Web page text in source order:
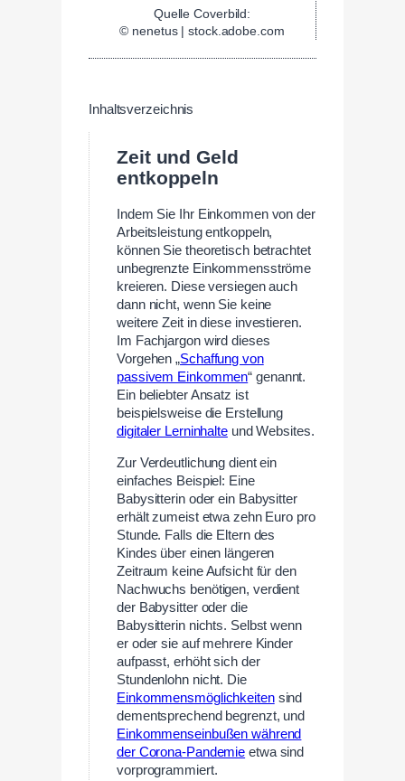
Quelle Coverbild:
© nenetus | stock.adobe.com
Inhaltsverzeichnis
Zeit und Geld
entkoppeln
Indem Sie Ihr Einkommen von der
Arbeitsleistung entkoppeln,
können Sie theoretisch betrachtet
unbegrenzte Einkommensströme
kreieren. Diese versiegen auch
dann nicht, wenn Sie keine
weitere Zeit in diese investieren.
Im Fachjargon wird dieses
Vorgehen „Schaffung von
passivem Einkommen“ genannt.
Ein beliebter Ansatz ist
beispielsweise die Erstellung
digitaler Lerninhalteund Websites.
Zur Verdeutlichung dient ein
einfaches Beispiel: Eine
Babysitterin oder ein Babysitter
erhält zumeist etwa zehn Euro pro
Stunde. Falls die Eltern des
Kindes über einen längeren
Zeitraum keine Aufsicht für den
Nachwuchs benötigen, verdient
der Babysitter oder die
Babysitterin nichts. Selbst wenn
er oder sie auf mehrere Kinder
aufpasst, erhöht sich der
Stundenlohn nicht. Die
Einkommensmöglichkeitensind
dementsprechend begrenzt, und
Einkommenseinbußen während
der Corona-Pandemie etwa sind
vorprogrammiert.